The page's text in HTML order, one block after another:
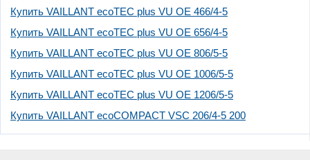
Купить VAILLANT ecoTEC plus VU OE 466/4-5
Купить VAILLANT ecoTEC plus VU OE 656/4-5
Купить VAILLANT ecoTEC plus VU OE 806/5-5
Купить VAILLANT ecoTEC plus VU OE 1006/5-5
Купить VAILLANT ecoTEC plus VU OE 1206/5-5
Купить VAILLANT ecoCOMPACT VSC 206/4-5 200